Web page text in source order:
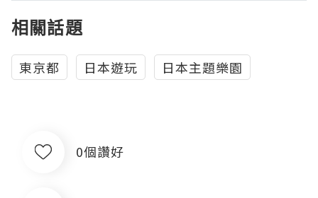
相關話題
東京都 日本遊玩 日本主題樂園
0個讚好